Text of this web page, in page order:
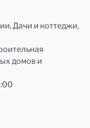
Дачи и коттеджи,
домов и